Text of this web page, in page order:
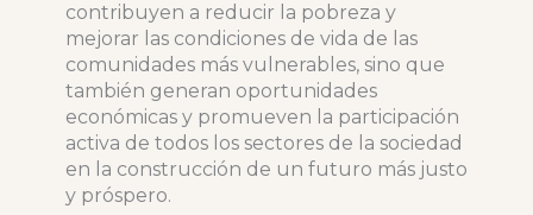
contribuyen a reducir la pobreza y
mejorar las condiciones de vida de las
comunidades más vulnerables, sino que
también generan oportunidades
económicas y promueven la participación
activa de todos los sectores de la sociedad
en la construcción de un futuro más justo
y próspero.